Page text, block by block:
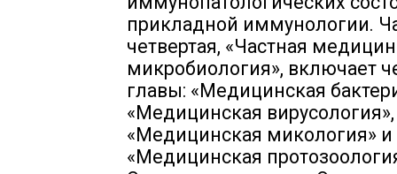
прикладной иммунологии.
четвертая, «Частная
микробиология», включает
главы: «Медицинская
«Медицинская вирусология»,
«Медицинская микология» и
«Медицинская